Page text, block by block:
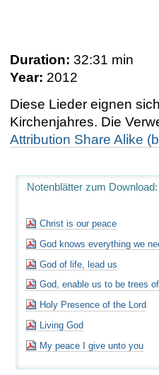
Duration: 32:31 min
Year: 2012
Diese Lieder eignen
Kirchenjahres. Die
Attribution Share Alike
Notenblätter zum Download:
Christ is our peace
God knows everything we
God of life, lead us
God, enable us to be trees
Holy Presence of the Lord
Living God
My peace I give unto you